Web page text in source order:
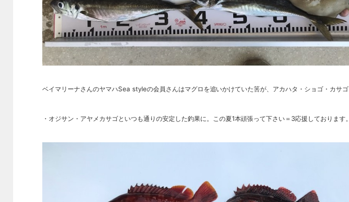
ベイマリーナさんのヤマハSea styleの会員さんはマグロを追いかけていた筈が、アカハタ・ショゴ・カサゴ
・オジサン・アヤメカサゴといつも通りの安定した釣果に。この夏1本頑張って下さい＝3応援しております。